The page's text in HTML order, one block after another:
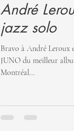
André
jazz solo
Bravo à André Leroux
JUNO du meilleur album jazz solo. Album :
Montréal...